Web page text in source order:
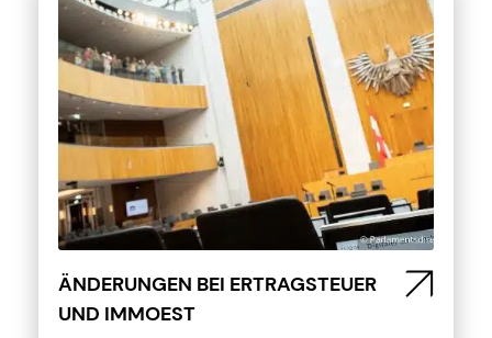
ÄNDERUNGEN BEI ERTRAGSTEUER
UND IMMOEST